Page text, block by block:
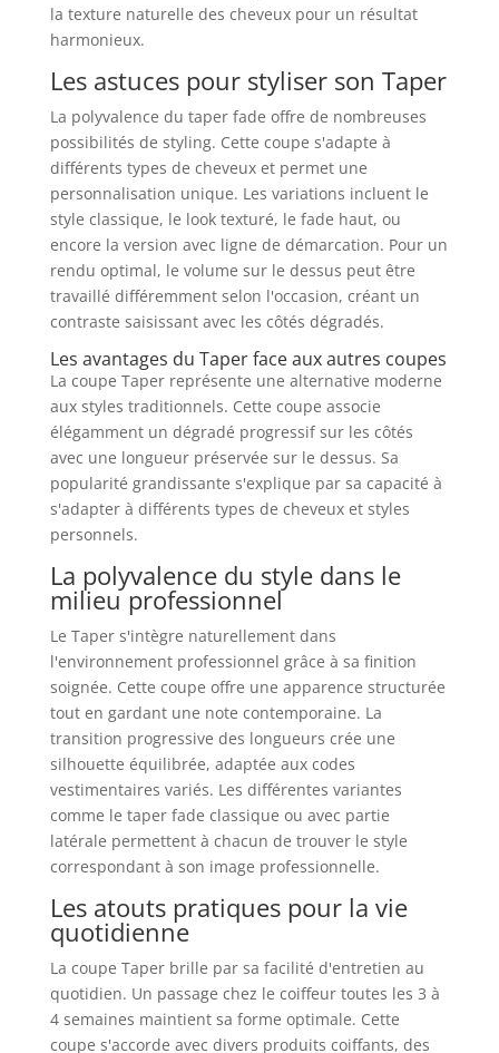
la texture naturelle des cheveux pour un résultat
harmonieux.
Les astuces pour styliser son Taper
La polyvalence du taper fade offre de nombreuses
possibilités de styling. Cette coupe s'adapte à
différents types de cheveux et permet une
personnalisation unique. Les variations incluent le
style classique, le look texturé, le fade haut, ou
encore la version avec ligne de démarcation. Pour un
rendu optimal, le volume sur le dessus peut être
travaillé différemment selon l'occasion, créant un
contraste saisissant avec les côtés dégradés.
Les avantages du Taper face aux autres coupes
La coupe Taper représente une alternative moderne
aux styles traditionnels. Cette coupe associe
élégamment un dégradé progressif sur les côtés
avec une longueur préservée sur le dessus. Sa
popularité grandissante s'explique par sa capacité à
s'adapter à différents types de cheveux et styles
personnels.
La polyvalence du style dans le
milieu professionnel
Le Taper s'intègre naturellement dans
l'environnement professionnel grâce à sa finition
soignée. Cette coupe offre une apparence structurée
tout en gardant une note contemporaine. La
transition progressive des longueurs crée une
silhouette équilibrée, adaptée aux codes
vestimentaires variés. Les différentes variantes
comme le taper fade classique ou avec partie
latérale permettent à chacun de trouver le style
correspondant à son image professionnelle.
Les atouts pratiques pour la vie
quotidienne
La coupe Taper brille par sa facilité d'entretien au
quotidien. Un passage chez le coiffeur toutes les 3 à
4 semaines maintient sa forme optimale. Cette
coupe s'accorde avec divers produits coiffants, des